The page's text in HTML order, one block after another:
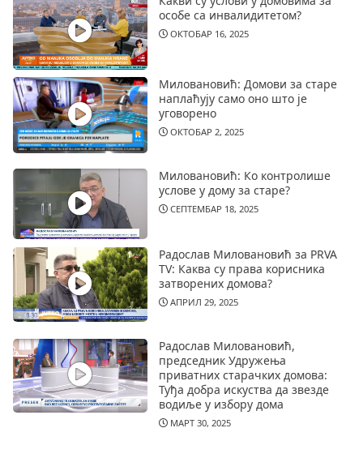
особе са инвалидитетом?
ОКТОБАР 16, 2025
Миловановић: Домови за старе
наплаћују само оно што је
уговорено
ОКТОБАР 2, 2025
Миловановић: Ко контролише
услове у дому за старе?
СЕПТЕМБАР 18, 2025
Радослав Миловановић за PRVA
TV: Каква су права корисника
затворених домова?
АПРИЛ 29, 2025
Радослав Миловановић,
председник Удружења
приватних старачких домова:
Туђа добра искуства да звезде
водиље у избору дома
МАРТ 30, 2025